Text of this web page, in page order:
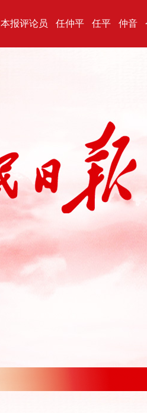
本报评论员 任仲平 任平 仲音